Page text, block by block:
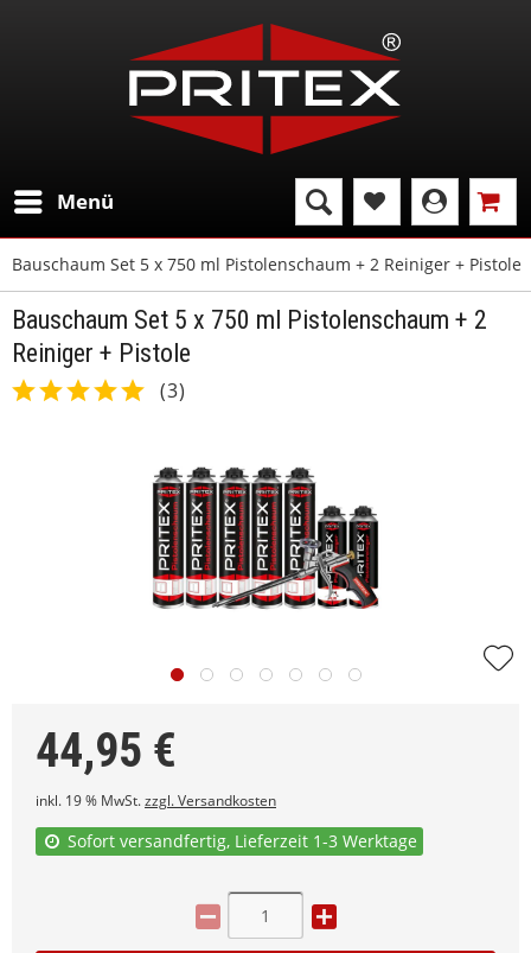
Menü
Bauschaum Set 5 x 750 ml Pistolenschaum + 2 Reiniger + Pistole
Bauschaum Set 5 x 750 ml Pistolenschaum + 2
Reiniger + Pistole
(3)
44,95 €
inkl. 19 % MwSt.zzgl. Versandkosten
Sofort versandfertig, Lieferzeit 1-3 Werktage